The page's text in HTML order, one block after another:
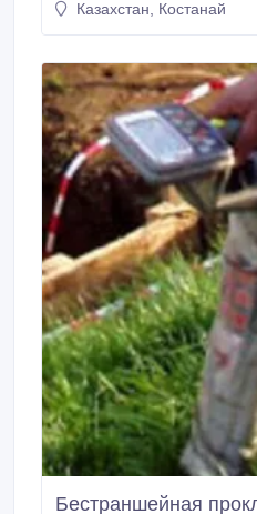
Казахстан, Костанай
Бестраншейная